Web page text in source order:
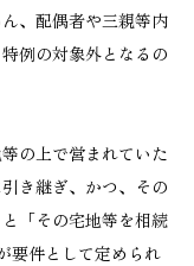
、配偶者や三親等内
例の対象外となるの
の上で営まれていた
き継ぎ、かつ、その
「その宅地等を相続
要件として定められ